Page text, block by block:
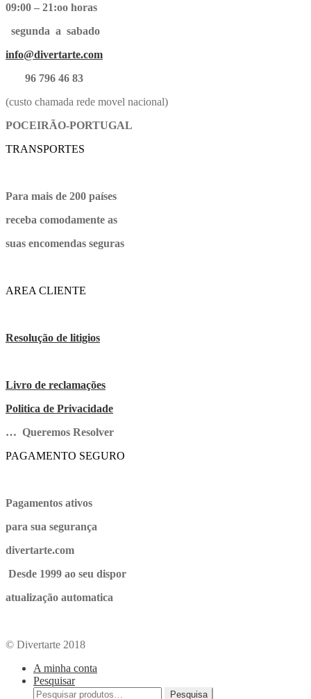
09:00 – 21:oo horas
segunda a sabado
info@divertarte.com
96 796 46 83
(custo chamada rede movel nacional)
POCEIRÃO-PORTUGAL
TRANSPORTES
Para mais de 200 países
receba comodamente as
suas encomendas seguras
AREA CLIENTE
Resolução de litigios
Livro de reclamações
Politica de Privacidade
… Queremos Resolver
PAGAMENTO SEGURO
Pagamentos ativos
para sua segurança
divertarte.com
Desde 1999 ao seu dispor
atualização automatica
© Divertarte 2018
A minha conta
Pesquisar
Pesquisa